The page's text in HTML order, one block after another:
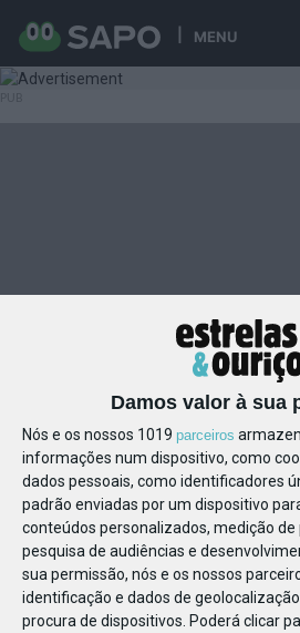
MENU
Damos valor à sua
Nós e os nossos 1019 parceiros
informações num dispositivo, como
dados pessoais, como identificadores
padrão enviadas por um dispositivo
conteúdos personalizados, medição
pesquisa de audiências e
sua permissão, nós e os nossos
identificação e dados de
procura de dispositivos. Poderá clicar